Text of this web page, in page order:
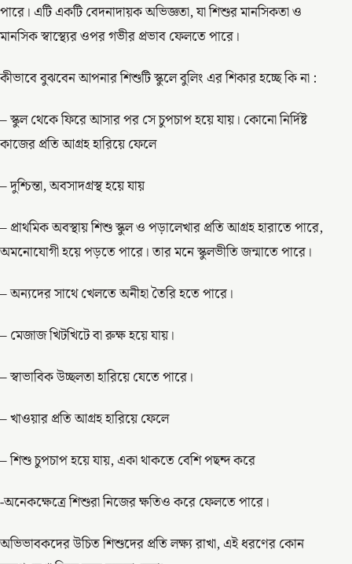
পারে। এটি একটি বেদনাদায়ক অভিজ্ঞতা, যা শিশুর মানসিকতা ও
মানসিক স্বাস্থ্যের ওপর গভীর প্রভাব ফেলতে পারে।
কীভাবে বুঝবেন আপনার শিশুটি স্কুলে বুলিং এর শিকার হচ্ছে কি না :
– স্কুল থেকে ফিরে আসার পর সে চুপচাপ হয়ে যায়। কোনো নির্দিষ্ট
কাজের প্রতি আগ্রহ হারিয়ে ফেলে
– দুশ্চিন্তা, অবসাদগ্রস্থ হয়ে যায়
– প্রাথমিক অবস্থায় শিশু স্কুল ও পড়ালেখার প্রতি আগ্রহ হারাতে পারে,
অমনোযোগী হয়ে পড়তে পারে। তার মনে স্কুলভীতি জন্মাতে পারে।
– অন্যদের সাথে খেলতে অনীহা তৈরি হতে পারে।
– মেজাজ খিটখিটে বা রুক্ষ হয়ে যায়।
– স্বাভাবিক উচ্ছলতা হারিয়ে যেতে পারে।
– খাওয়ার প্রতি আগ্রহ হারিয়ে ফেলে
– শিশু চুপচাপ হয়ে যায়, একা থাকতে বেশি পছন্দ করে
-অনেকক্ষেত্রে শিশুরা নিজের ক্ষতিও করে ফেলতে পারে।
অভিভাবকদের উচিত শিশুদের প্রতি লক্ষ্য রাখা, এই ধরণের কোন